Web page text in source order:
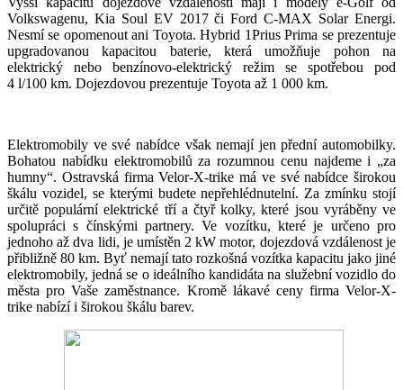
Volkswagenu, Kia Soul EV 2017 či Ford C-MAX Solar Energi.
Nesmí se opomenout ani Toyota. Hybrid 1Prius Prima se prezentuje
upgradovanou kapacitou baterie, která umožňuje pohon na
elektrický nebo benzínovo-elektrický režim se spotřebou pod
4 l/100 km. Dojezdovou prezentuje Toyota až 1 000 km.
Elektromobily ve své nabídce však nemají jen přední automobilky.
Bohatou nabídku elektromobilů za rozumnou cenu najdeme i „za
humny“. Ostravská firma Velor-X-trike má ve své nabídce širokou
škálu vozidel, se kterými budete nepřehlédnutelní. Za zmínku stojí
určitě populární elektrické tří a čtyř kolky, které jsou vyráběny ve
spolupráci s čínskými partnery. Ve vozítku, které je určeno pro
jednoho až dva lidi, je umístěn 2 kW motor, dojezdová vzdálenost je
přibližně 80 km. Byť nemají tato rozkošná vozítka kapacitu jako jiné
elektromobily, jedná se o ideálního kandidáta na služební vozidlo do
města pro Vaše zaměstnance. Kromě lákavé ceny firma Velor-X-
trike nabízí i širokou škálu barev.